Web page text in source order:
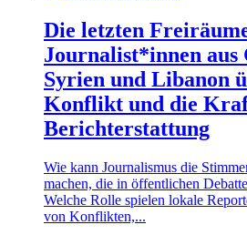
Die letzten
Journalist*innen aus
Syrien und Libanon
Konflikt und die
Berichterstattung
Wie kann Journalismus die
machen, die in öffentlichen
Welche Rolle spielen lokale
von Konflikten,...